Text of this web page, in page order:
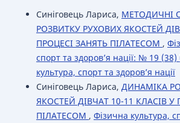
Синіговець Лариса, МЕТОДИЧНІ
РОЗВИТКУ РУХОВИХ ЯКОСТЕЙ
ПРОЦЕСІ ЗАНЯТЬ ПІЛАТЕСОМ ,
спорт та здоров’я нації: № 19
культура, спорт та здоров’я нації
Синіговець Лариса, ДИНАМІКА
ЯКОСТЕЙ ДІВЧАТ 10-11 КЛАСІВ У
ПІЛАТЕСОМ , Фізична культура,